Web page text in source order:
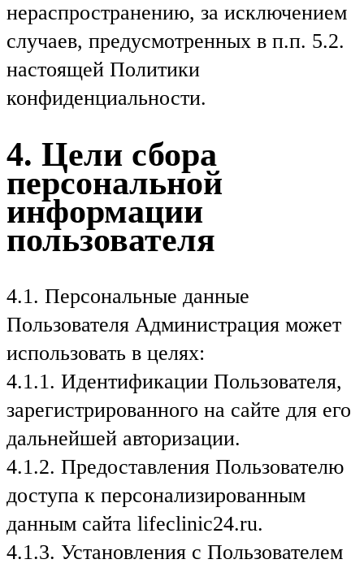
нераспространению, за исключением
случаев, предусмотренных в п.п. 5.2.
настоящей Политики
конфиденциальности.
4. Цели сбора
персональной
информации
пользователя
4.1. Персональные данные
Пользователя Администрация может
использовать в целях:
4.1.1. Идентификации Пользователя,
зарегистрированного на сайте для его
дальнейшей авторизации.
4.1.2. Предоставления Пользователю
доступа к персонализированным
данным сайта lifeclinic24.ru.
4.1.3. Установления с Пользователем